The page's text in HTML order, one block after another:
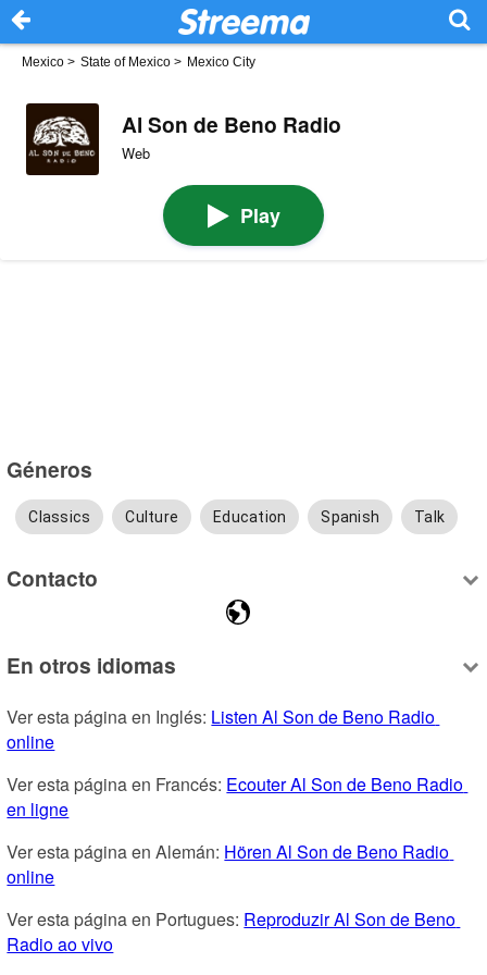
Mexico > State of Mexico > Mexico City
Al Son de Beno Radio
Web
Play
Géneros
Classics Culture Education Spanish Talk
Contacto
En otros idiomas
Ver esta página en Inglés: Listen Al Son de Beno Radio
online
Ver esta página en Francés: Ecouter Al Son de Beno Radio
en ligne
Ver esta página en Alemán: Hören Al Son de Beno Radio
online
Ver esta página en Portugues: Reproduzir Al Son de Beno
Radio ao vivo